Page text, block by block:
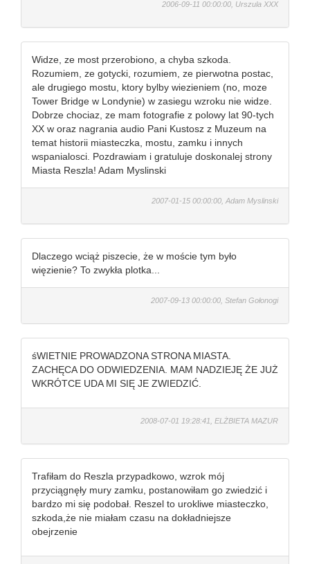
2006-09-11 00:00:00, Urszula XXX
Widze, ze most przerobiono, a chyba szkoda.
Rozumiem, ze gotycki, rozumiem, ze pierwotna postac,
ale drugiego mostu, ktory bylby wiezieniem (no, moze
Tower Bridge w Londynie) w zasiegu wzroku nie widze.
Dobrze chociaz, ze mam fotografie z polowy lat 90-tych
XX w oraz nagrania audio Pani Kustosz z Muzeum na
temat historii miasteczka, mostu, zamku i innych
wspanialosci. Pozdrawiam i gratuluje doskonalej strony
Miasta Reszla! Adam Myslinski
2007-01-15 00:00:00, Adam Myslinski
Dlaczego wciąż piszecie, że w moście tym było
więzienie? To zwykła plotka...
2007-09-13 00:00:00, Stefan Gołonogi
śWIETNIE PROWADZONA STRONA MIASTA.
ZACHĘCA DO ODWIEDZENIA. MAM NADZIEJĘ ŻE JUŻ
WKRÓTCE UDA MI SIĘ JE ZWIEDZIĆ.
2008-07-01 19:28:41, ELŻBIETA MAZUR
Trafiłam do Reszla przypadkowo, wzrok mój
przyciągnęły mury zamku, postanowiłam go zwiedzić i
bardzo mi się podobał. Reszel to urokliwe miasteczko,
szkoda,że nie miałam czasu na dokładniejsze
obejrzenie